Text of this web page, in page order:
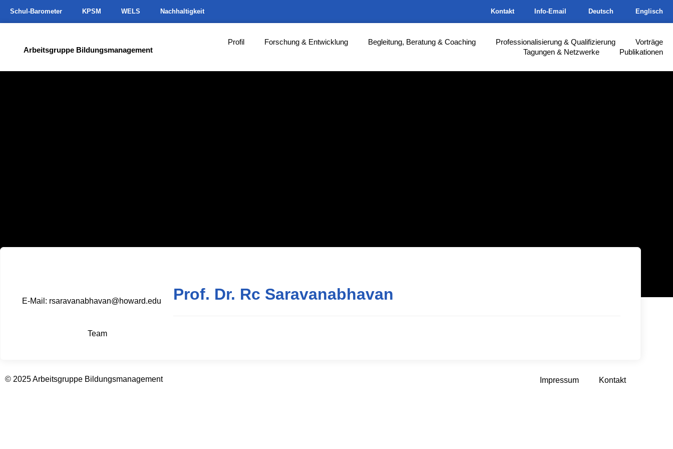
Schul-Barometer KPSM WELS Nachhaltigkeit Kontakt Info-Email Deutsch Englisch
Arbeitsgruppe Bildungsmanagement
Profil Forschung & Entwicklung Begleitung, Beratung & Coaching Professionalisierung & Qualifizierung
Vorträge
Tagungen & Netzwerke
Publikationen
E-Mail: rsaravanabhavan@howard.edu
Team
Prof. Dr. Rc Saravanabhavan
© 2025 Arbeitsgruppe Bildungsmanagement Impressum Kontakt